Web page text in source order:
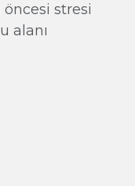
stresi
alanı